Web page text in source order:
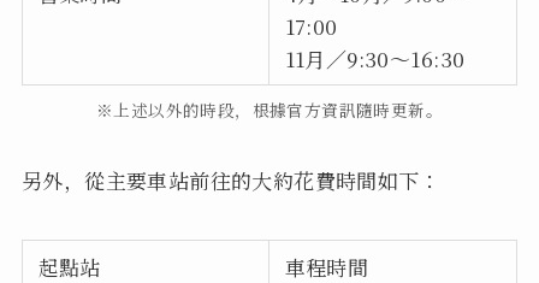
17:00
11月／9:30～16:30
※上述以外的時段，根據官方資訊隨時更新。
另外，從主要車站前往的大約花費時間如下：
起點站
車程時間